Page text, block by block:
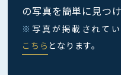
の写真を簡単に見つ
※ 写真が掲載されてい
こちら となります。